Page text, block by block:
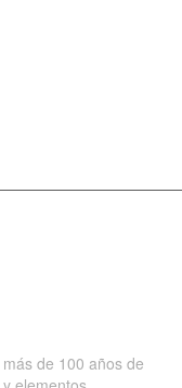
de 100 años de